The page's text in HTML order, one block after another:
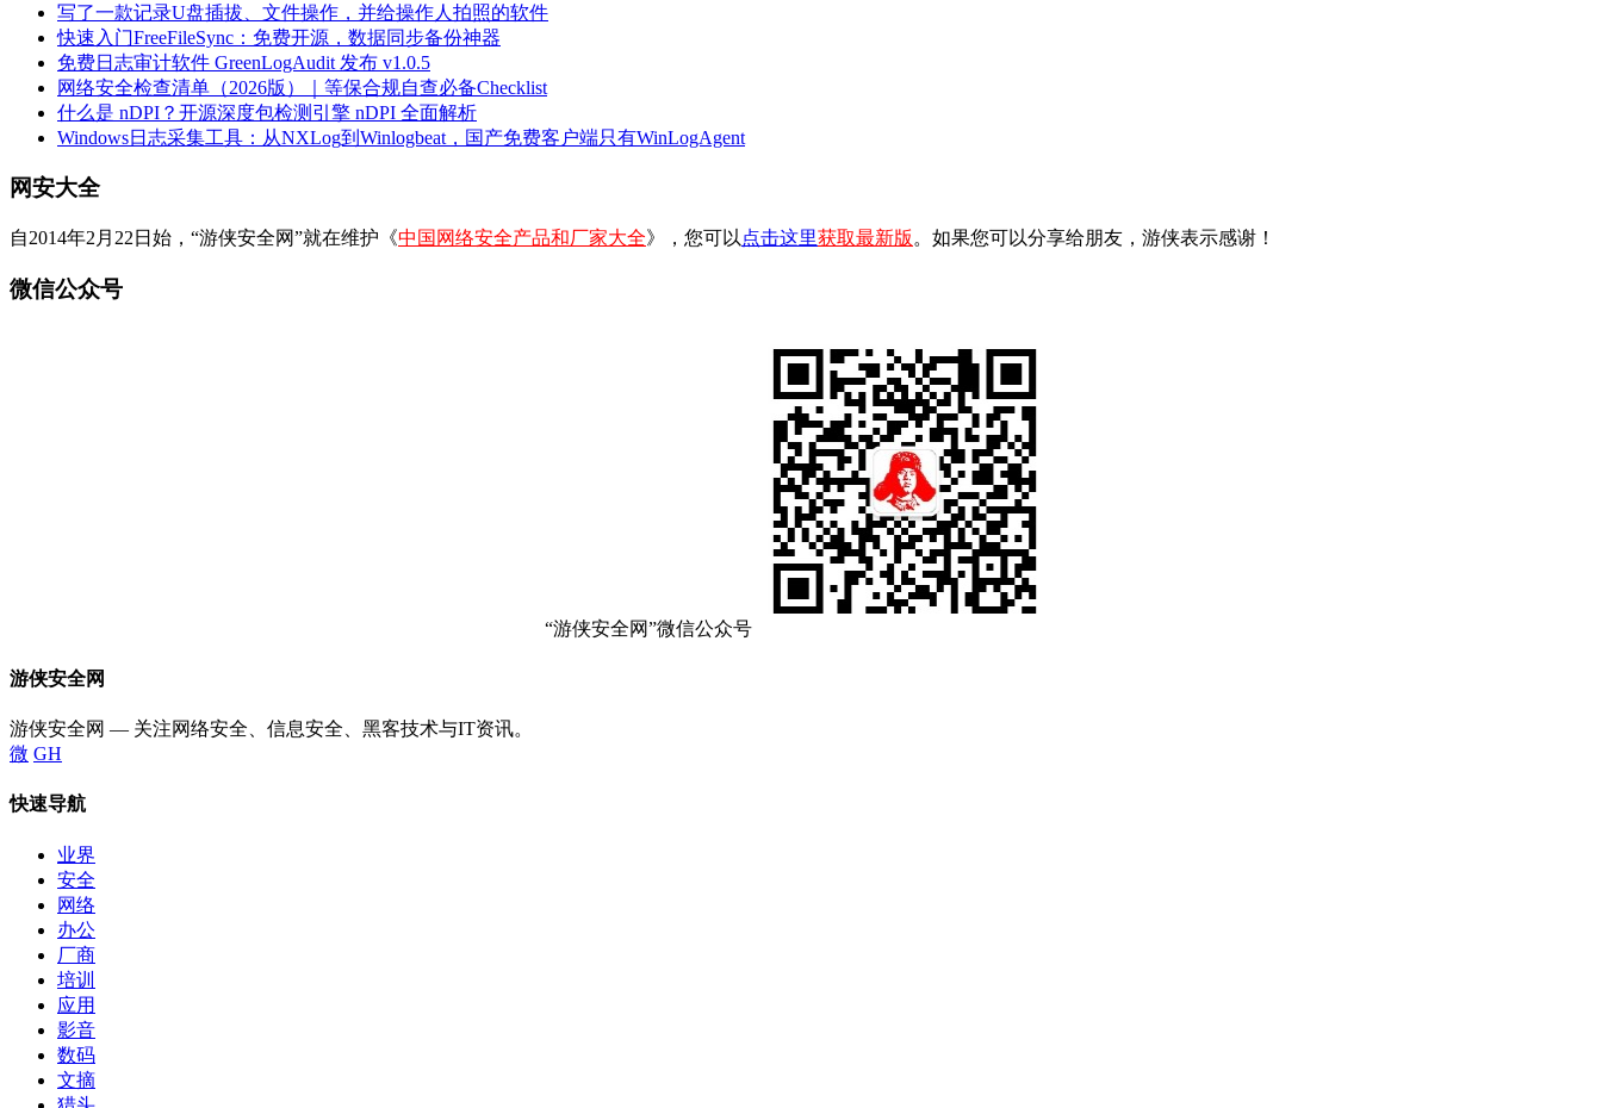
写了一款记录U盘插拔、文件操作，并给操作人拍照的软件
快速入门FreeFileSync：免费开源，数据同步备份神器
免费日志审计软件 GreenLogAudit 发布 v1.0.5
网络安全检查清单（2026版）｜等保合规自查必备Checklist
什么是 nDPI？开源深度包检测引擎 nDPI 全面解析
Windows日志采集工具：从NXLog到Winlogbeat，国产免费客户端只有WinLogAgent
网安大全
自2014年2月22日始，“游侠安全网”就在维护《中国网络安全产品和厂家大全》，您可以 点击这里获取最新版 。如果您可以分享给朋友，游侠表示感谢！
微信公众号
“游侠安全网”微信公众号
游侠安全网
游侠安全网 — 关注网络安全、信息安全、黑客技术与IT资讯。
微 GH
快速导航
业界
安全
网络
办公
厂商
培训
应用
影音
数码
文摘